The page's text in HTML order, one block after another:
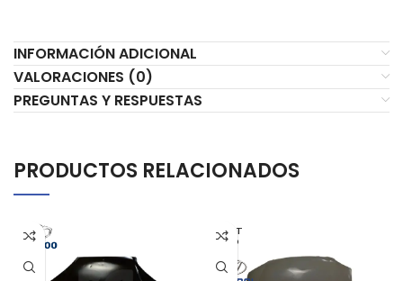
INFORMACIÓN ADICIONAL
VALORACIONES (0)
PREGUNTAS Y RESPUESTAS
PRODUCTOS RELACIONADOS
AGOT
ADO